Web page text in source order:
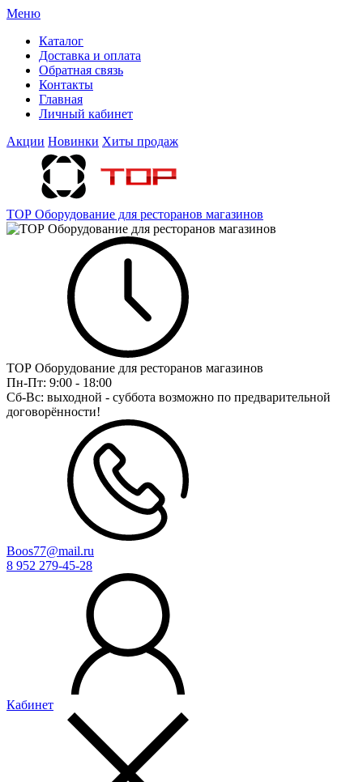
Меню
Каталог
Доставка и оплата
Обратная связь
Контакты
Главная
Личный кабинет
Акции Новинки Хиты продаж
ТОР Оборудование для ресторанов магазинов
ТОР Оборудование для ресторанов магазинов
Пн-Пт: 9:00 - 18:00
Сб-Вс: выходной - суббота возможно по предварительной
договорённости!
Boos77@mail.ru
8 952 279-45-28
Кабинет